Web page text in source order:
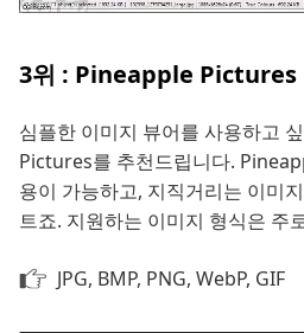
3위 : Pineapple Pictures
심플한 이미지 뷰어를 사용하고
Pictures를 추천드립니다.
용이 가능하고, 지직거리는 이미
트죠. 지원하는 이미지 형식은 주
JPG, BMP, PNG, WebP, GIF